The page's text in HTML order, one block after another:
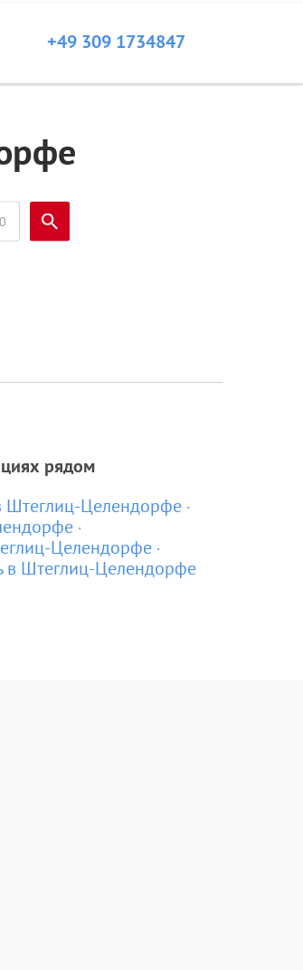
+49 309 1734847
рядом
Целендорфе
Целендорфе
в Штеглиц-Целендорфе